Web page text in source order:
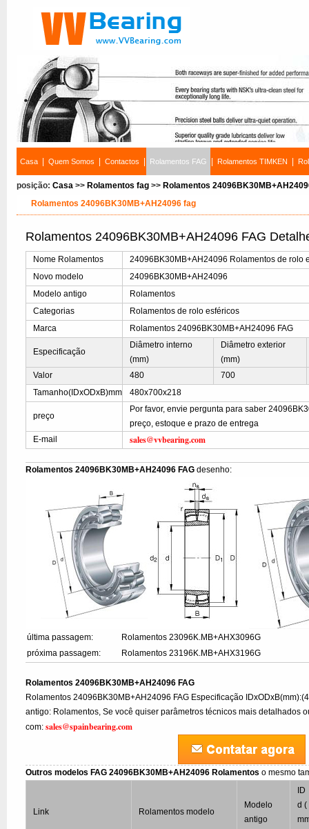
Casa Quem Somos Contactos Rolamentos FAG Rolamentos TIMKEN
posição: Casa >> Rolamentos fag >> Rolamentos
Rolamentos 24096BK30MB+AH24096 fag
Rolamentos 24096BK30MB+AH24096 FAG
Nome Rolamentos
24096BK30MB+AH24096 Rolamentos de rolo
Novo modelo
24096BK30MB+AH24096
Modelo antigo
Rolamentos
Categorias
Rolamentos de rolo esféricos
Marca
Rolamentos 24096BK30MB+AH24096 FAG
Especificação
Diâmetro interno
(mm)
Diâmetro exterior
(mm)
Valor
480
700
Tamanho(IDxODxB)mm
480x700x218
preço
Por favor, envie pergunta para saber
preço, estoque e prazo de entrega
E-mail
sales@vvbearing.com
Rolamentos 24096BK30MB+AH24096 FAG desenho:
última passagem:
Rolamentos 23096K.MB+AHX3096G
próxima passagem:
Rolamentos 23196K.MB+AHX3196G
Rolamentos 24096BK30MB+AH24096 FAG
Rolamentos 24096BK30MB+AH24096 FAG Especificação
antigo: Rolamentos, Se você quiser parâmetros técnicos mais detalhados
com:sales@spainbearing.com
Outros modelos FAG 24096BK30MB+AH24096 Rolamentoso mesmo
Link Rolamentos modelo
Modelo
antigo
ID
d (